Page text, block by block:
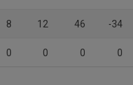
8 12 46 -34
0 0 0 0